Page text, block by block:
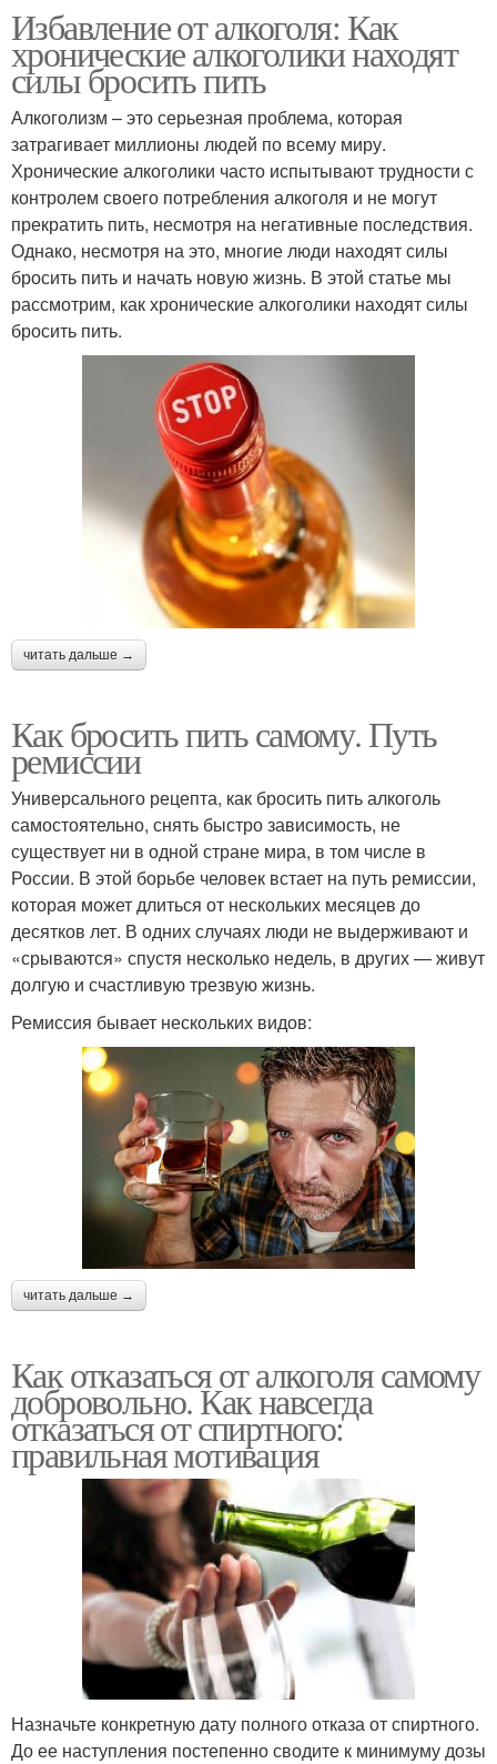
Избавление от алкоголя: Как
хронические алкоголики находят
силы бросить пить
Алкоголизм – это серьезная проблема, которая
затрагивает миллионы людей по всему миру.
Хронические алкоголики часто испытывают трудности с
контролем своего потребления алкоголя и не могут
прекратить пить, несмотря на негативные последствия.
Однако, несмотря на это, многие люди находят силы
бросить пить и начать новую жизнь. В этой статье мы
рассмотрим, как хронические алкоголики находят силы
бросить пить.
читать дальше →
Как бросить пить самому. Путь
ремиссии
Универсального рецепта, как бросить пить алкоголь
самостоятельно, снять быстро зависимость, не
существует ни в одной стране мира, в том числе в
России. В этой борьбе человек встает на путь ремиссии,
которая может длиться от нескольких месяцев до
десятков лет. В одних случаях люди не выдерживают и
«срываются» спустя несколько недель, в других — живут
долгую и счастливую трезвую жизнь.
Ремиссия бывает нескольких видов:
читать дальше →
Как отказаться от алкоголя самому
добровольно. Как навсегда
отказаться от спиртного:
правильная мотивация
Назначьте конкретную дату полного отказа от спиртного.
До ее наступления постепенно сводите к минимуму дозы